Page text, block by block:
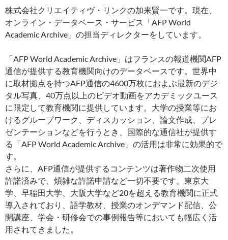
株式会社クリエイティヴ・リンクの加来賢一です。現在、
オンライン・データベース・サービス「AFP World
Academic Archive」の担当ディレクターをしています。
「AFP World Academic Archive」はフランスの報道機関AFP
通信が提供する教育機関向けのデータベースです。世界中
に取材拠点を持つAFP通信の4600万枚におよぶ最新のデジ
タル写真、40万点以上のビデオ動画をアカデミックユース
に限定して教育機関に提供しています。大学の授業等にお
けるグループワーク、ディスカッション、論文作成、プレ
ゼンテーションなどを行うとき、国際的な通信社が提供す
る「AFP World Academic Archive」の活用は非常に効果的で
す。
さらに、AFP通信が提供するコンテンツは著作物二次使用
許諾済みで、煩雑な許諾申請など一切不要です。東京大
学、早稲田大学、大阪大学など20を超える教育機関に正式
導入されており、語学教材、授業のオンデマンド配信、公
開講座、学会・研修会での事例報告等においても幅広く活
用されてきました。